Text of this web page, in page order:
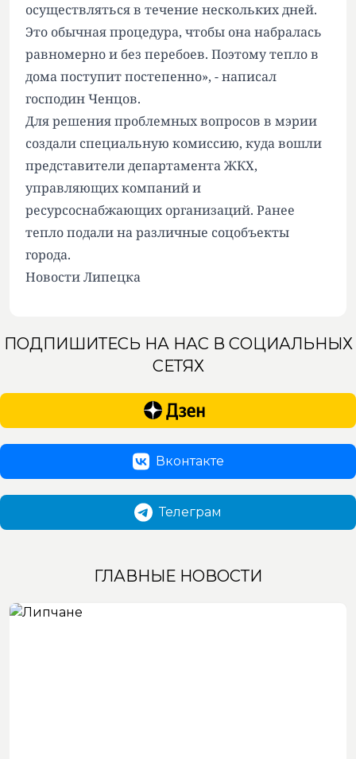
осуществляться в течение нескольких дней.
Это обычная процедура, чтобы она набралась
равномерно и без перебоев. Поэтому тепло в
дома поступит постепенно», - написал
господин Ченцов.
Для решения проблемных вопросов в мэрии
создали специальную комиссию, куда вошли
представители департамента ЖКХ,
управляющих компаний и
ресурсоснабжающих организаций. Ранее
теплоподалина различные соцобъекты
города.
Новости Липецка
ПОДПИШИТЕСЬ НА НАС В СОЦИАЛЬНЫХ
СЕТЯХ
Вконтакте
Телеграм
ГЛАВНЫЕ НОВОСТИ